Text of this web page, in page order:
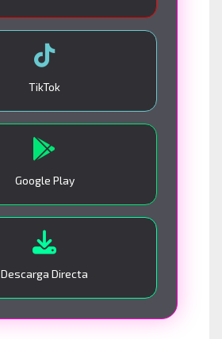
TikTok
Google Play
Descarga Directa